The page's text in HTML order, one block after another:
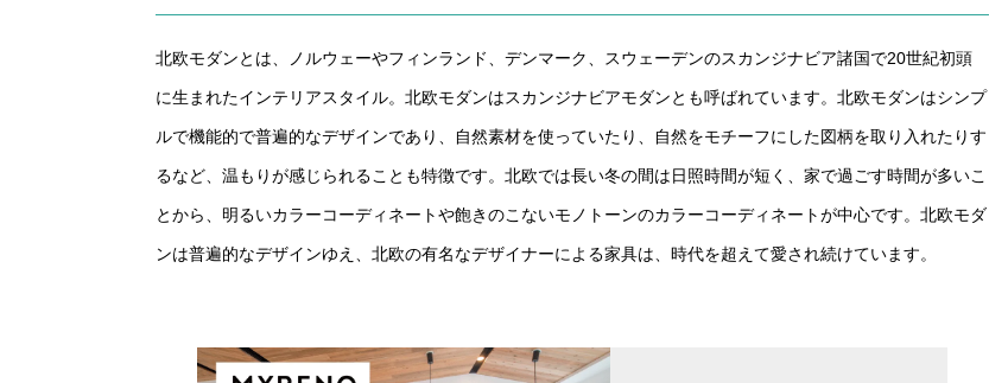
北欧モダンとは、ノルウェーやフィンランド、デンマーク、スウェーデンのスカンジナビア諸国で20世紀初頭
に生まれたインテリアスタイル。北欧モダンはスカンジナビアモダンとも呼ばれています。北欧モダンはシンプ
ルで機能的で普遍的なデザインであり、自然素材を使っていたり、自然をモチーフにした図柄を取り入れたりす
るなど、温もりが感じられることも特徴です。北欧では長い冬の間は日照時間が短く、家で過ごす時間が多いこ
とから、明るいカラーコーディネートや飽きのこないモノトーンのカラーコーディネートが中心です。北欧モダ
ンは普遍的なデザインゆえ、北欧の有名なデザイナーによる家具は、時代を超えて愛され続けています。